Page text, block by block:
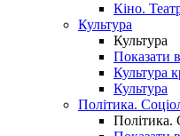
Кіно.
Культура
Культура
Показати
Культура
Культура
Політика.
Політика.